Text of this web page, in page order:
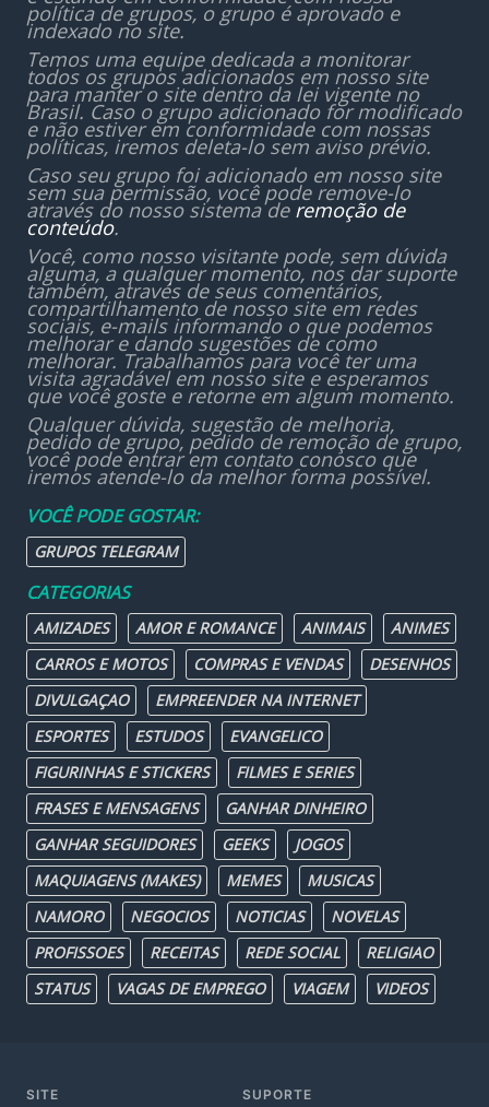
política de grupos, o grupo é aprovado e
indexado no site.
Temos uma equipe dedicada a monitorar
todos os grupos adicionados em nosso site
para manter o site dentro da lei vigente no
Brasil. Caso o grupo adicionado for modificado
e não estiver em conformidade com nossas
políticas, iremos deleta-lo sem aviso prévio.
Caso seu grupo foi adicionado em nosso site
sem sua permissão, você pode remove-lo
através do nosso sistema de remoção de
conteúdo.
Você, como nosso visitante pode, sem dúvida
alguma, a qualquer momento, nos dar suporte
também, através de seus comentários,
compartilhamento de nosso site em redes
sociais, e-mails informando o que podemos
melhorar e dando sugestões de como
melhorar. Trabalhamos para você ter uma
visita agradável em nosso site e esperamos
que você goste e retorne em algum momento.
Qualquer dúvida, sugestão de melhoria,
pedido de grupo, pedido de remoção de grupo,
você pode entrar em contato conosco que
iremos atende-lo da melhor forma possível.
VOCÊ PODE GOSTAR:
GRUPOS TELEGRAM
CATEGORIAS
AMIZADES AMOR E ROMANCE ANIMAIS
ANIMES
CARROS E MOTOS
COMPRAS E VENDAS
DESENHOS
DIVULGAÇAO
EMPREENDER NA INTERNET
ESPORTES
ESTUDOS
EVANGELICO
FIGURINHAS E STICKERS
FILMES E SERIES
FRASES E MENSAGENS
GANHAR DINHEIRO
GANHAR SEGUIDORES
GEEKS
JOGOS
MAQUIAGENS (MAKES)
MEMES
MUSICAS
NAMORO
NEGOCIOS NOTICIAS
NOVELAS
PROFISSOES
RECEITAS REDE SOCIAL
RELIGIAO
STATUS
VAGAS DE EMPREGO VIAGEM VIDEOS
SITE SUPORTE